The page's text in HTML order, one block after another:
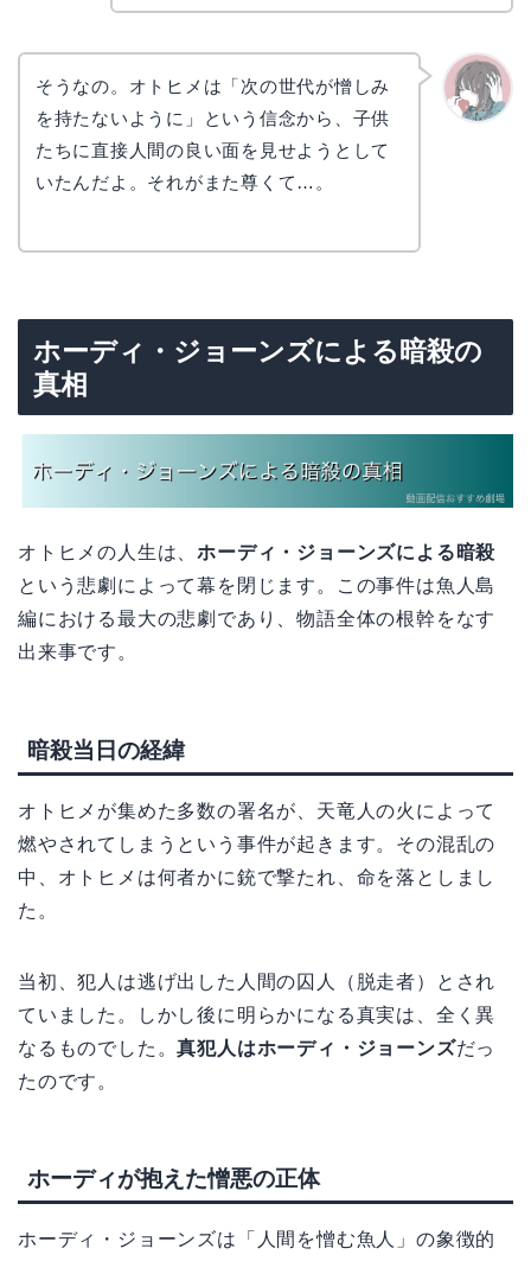
そうなの。オトヒメは「次の世代が憎しみ
を持たないように」という信念から、子供
たちに直接人間の良い面を見せようとして
いたんだよ。それがまた尊くて…。
ホーディ・ジョーンズによる暗殺の
真相
オトヒメの人生は、ホーディ・ジョーンズによる暗殺
という悲劇によって幕を閉じます。この事件は魚人島
編における最大の悲劇であり、物語全体の根幹をなす
出来事です。
暗殺当日の経緯
オトヒメが集めた多数の署名が、天竜人の火によって
燃やされてしまうという事件が起きます。その混乱の
中、オトヒメは何者かに銃で撃たれ、命を落としまし
た。
当初、犯人は逃げ出した人間の囚人（脱走者）とされ
ていました。しかし後に明らかになる真実は、全く異
なるものでした。真犯人はホーディ・ジョーンズだっ
たのです。
ホーディが抱えた憎悪の正体
ホーディ・ジョーンズは「人間を憎む魚人」の象徴的